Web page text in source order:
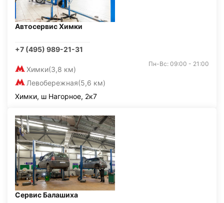
Автосервис Химки
+7 (495) 989-21-31
Химки(3,8 км)
Левобережная(5,6 км)
Пн-Вс: 09:00 - 21:00
Химки, ш Нагорное, 2к7
Сервис Балашиха